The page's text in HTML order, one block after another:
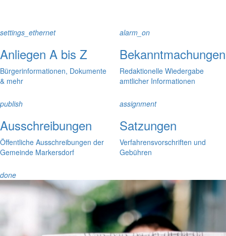
settings_ethernet
Anliegen A bis Z
Bürgerinformationen, Dokumente
& mehr
alarm_on
Bekanntmachungen
Redaktionelle Wiedergabe
amtlicher Informationen
publish
Ausschreibungen
Öffentliche Ausschreibungen der
Gemeinde Markersdorf
assignment
Satzungen
Verfahrensvorschriften und
Gebühren
done